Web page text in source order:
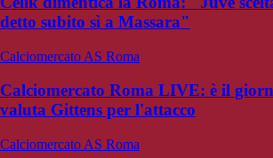
detto subito sì a Massara"
Calciomercato AS Roma
Calciomercato Roma LIVE: è il
valuta Gittens per l'attacco
Calciomercato AS Roma